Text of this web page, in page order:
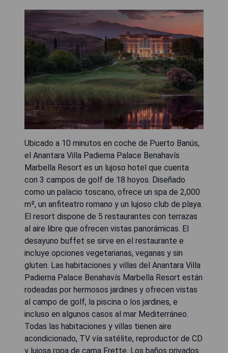
Ubicado a 10 minutos en coche de Puerto Banús,
el Anantara Villa Padierna Palace Benahavís
Marbella Resort es un lujoso hotel que cuenta
con 3 campos de golf de 18 hoyos. Diseñado
como un palacio toscano, ofrece un spa de 2,000
m², un anfiteatro romano y un lujoso club de playa.
El resort dispone de 5 restaurantes con terrazas
al aire libre que ofrecen vistas panorámicas. El
desayuno buffet se sirve en el restaurante e
incluye opciones vegetarianas, veganas y sin
gluten. Las habitaciones y villas del Anantara Villa
Padierna Palace Benahavís Marbella Resort están
rodeadas por hermosos jardines y ofrecen vistas
al campo de golf, la piscina o los jardines, e
incluso en algunos casos al mar Mediterráneo.
Todas las habitaciones y villas tienen aire
acondicionado, TV vía satélite, reproductor de CD
y lujosa ropa de cama Frette. Los baños privados